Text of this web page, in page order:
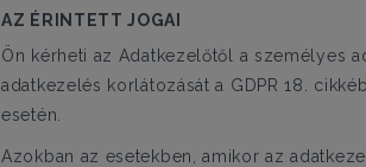
AZ ÉRINTETT JOGAI
Ön kérheti az Adatkezelőtől a személyes
adatkezelés korlátozását a GDPR 18.
esetén.
Azokban az esetekben, amikor az